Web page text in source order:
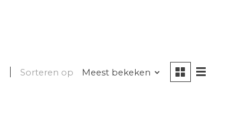
Sorteren op Meest bekeken